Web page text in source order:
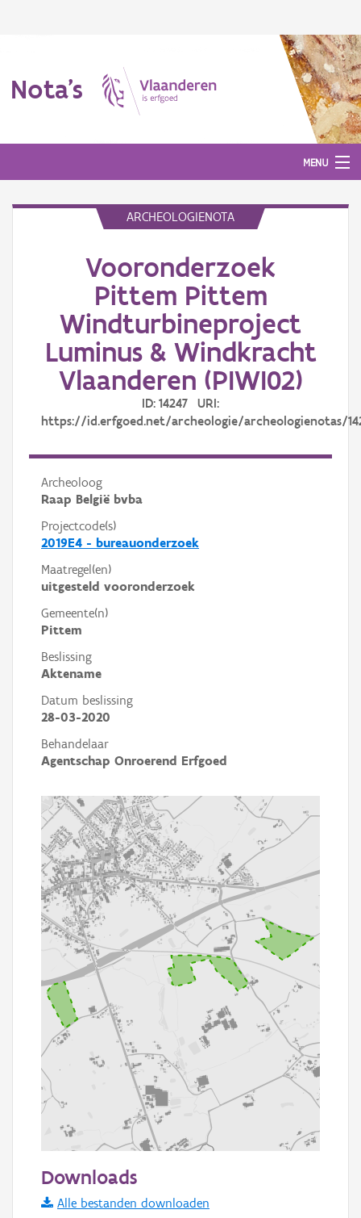
Nota's
MENU
ARCHEOLOGIENOTA
Vooronderzoek
Pittem Pittem
Windturbineproject
Luminus & Windkracht
Vlaanderen (PIWI02)
ID: 14247 URI:
https://id.erfgoed.net/archeologie/archeologienotas/
Archeoloog
Raap België bvba
Projectcode(s)
2019E4 - bureauonderzoek
Maatregel(en)
uitgesteld vooronderzoek
Gemeente(n)
Pittem
Beslissing
Aktename
Datum beslissing
28-03-2020
Behandelaar
Agentschap Onroerend Erfgoed
Informatie Vlaanderen
Downloads
Alle bestanden downloaden